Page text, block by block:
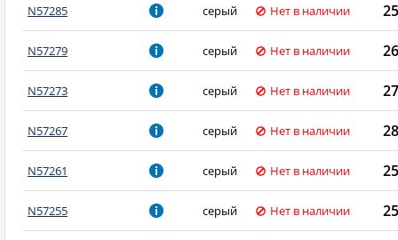
N57285 серый Нет в наличии
N57279 серый Нет в наличии
N57273 серый Нет в наличии
N57267 серый Нет в наличии
N57261 серый Нет в наличии
N57255 серый Нет в наличии